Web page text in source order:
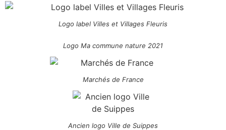
Logo label Villes et Villages Fleuris
Logo Ma commune nature 2021
Marchés de France
Ancien logo Ville de Suippes